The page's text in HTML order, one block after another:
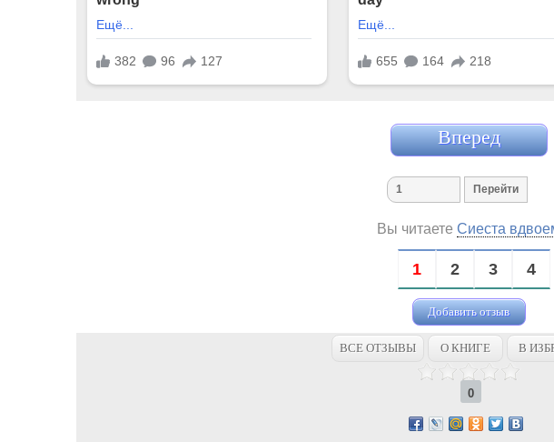
Вперед
Вы читаете Сиеста
1 2 3 4
Добавить отзыв
ВСЕ ОТЗЫВЫ О КНИГЕ В
0